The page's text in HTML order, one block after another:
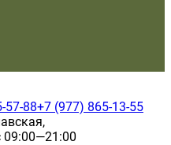
57-88+7 (977) 865-13-55
09:00—21:00